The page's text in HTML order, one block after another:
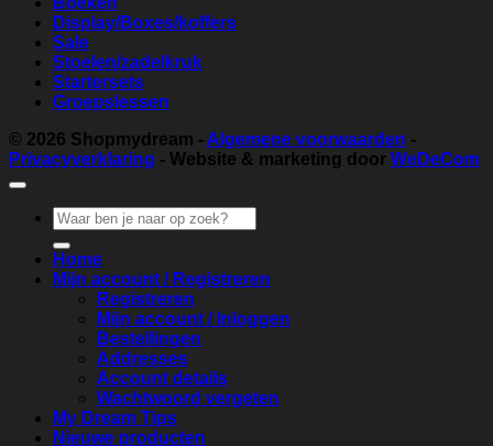
Display/Boxes/koffers
Sale
Stoelen/zadelkruk
Startersets
Groepslessen
© 2026 Shopmydream - Algemene voorwaarden -
Privacyverklaring - Website & marketing door WeDeCom
Zoeken
naar:
Home
Mijn account / Registreren
Registreren
Mijn account / Inloggen
Bestellingen
Addresses
Account details
Wachtwoord vergeten
My Dream Tips
Nieuwe producten